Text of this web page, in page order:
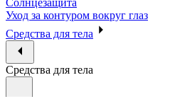
Уход за контуром вокруг глаз
Средства для тела
Средства для тела